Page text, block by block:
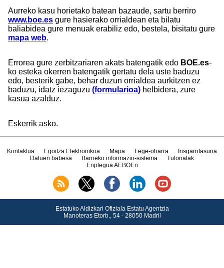
Aurreko kasu horietako batean bazaude, sartu berriro
www.boe.es gure hasierako orrialdean eta bilatu
baliabidea gure menuak erabiliz edo, bestela, bisitatu gure
mapa web.
Errorea gure zerbitzariaren akats batengatik edo BOE.es-
ko esteka okerren batengatik gertatu dela uste baduzu
edo, besterik gabe, behar duzun orrialdea aurkitzen ez
baduzu, idatz iezaguzu (formularioa) helbidera, zure
kasua azalduz.
Eskerrik asko.
Kontaktua Egoitza Elektronikoa Mapa Lege-oharra
Irisgarritasuna
Datuen babesa
Barneko informazio-sistema
Tutorialak
Enplegua AEBOEn
Estatuko Aldizkari Ofiziala Estatu Agentzia
Manoteras Etorb., 54 - 28050 Madril